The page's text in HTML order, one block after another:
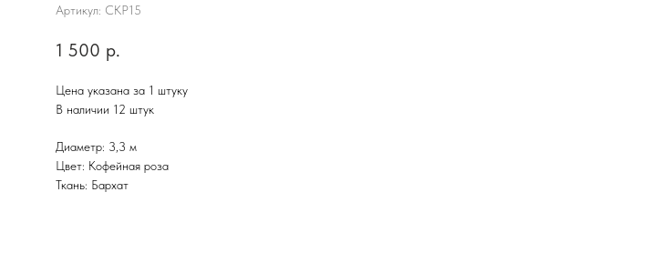
Артикул: СКР15
1 500 р.
Цена указана за 1 штуку
В наличии 12 штук
Диаметр: 3,3 м
Цвет: Кофейная роза
Ткань: Бархат